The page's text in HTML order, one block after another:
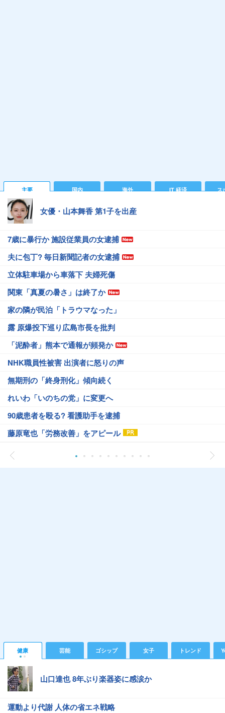
主要 国内 海外 IT 経済 ス
女優・山本舞香 第1子を出産
7歳に暴行か 施設従業員の女逮捕
夫に包丁? 毎日新聞記者の女逮捕
立体駐車場から車落下 夫婦死傷
関東「真夏の暑さ」は終了か
家の隣が民泊「トラウマなった」
露 原爆投下巡り広島市長を批判
「泥酔者」熊本で通報が頻発か
NHK職員性被害 出演者に怒りの声
無期刑の「終身刑化」傾向続く
れいわ「いのちの党」に変更へ
90歳患者を殴る? 看護助手を逮捕
藤原竜也「労務改善」をアピール
健康 芸能 ゴシップ 女子 トレンド
山口達也 8年ぶり楽器姿に感涙か
運動より代謝 人体の省エネ戦略